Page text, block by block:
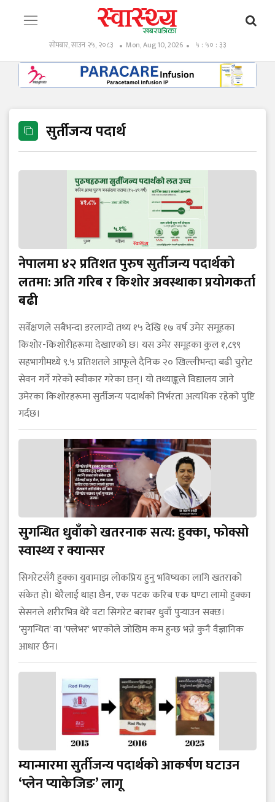
सोमबार, साउन २५, २०८३ Mon, Aug 10, 2026 ५ : ५० : ३३
सुर्तीजन्य पदार्थ
नेपालमा ४२ प्रतिशत पुरुष सुर्तीजन्य पदार्थको
लतमा: अति गरिब र किशोर अवस्थाका प्रयोगकर्ता
बढी
सर्वेक्षणले सबैभन्दा डरलाग्दो तथ्य १५ देखि १७ वर्ष उमेर समूहका
किशोर-किशोरीहरूमा देखाएको छ। यस उमेर समूहका कुल १,८९९
सहभागीमध्ये ९.५ प्रतिशतले आफूले दैनिक २० खिल्लीभन्दा बढी चुरोट
सेवन गर्ने गरेको स्वीकार गरेका छन्। यो तथ्याङ्कले विद्यालय जाने
उमेरका किशोरहरूमा सुर्तीजन्य पदार्थको निर्भरता अत्यधिक रहेको पुष्टि
गर्दछ।
सुगन्धित धुवाँको खतरनाक सत्य: हुक्का, फोक्सो
स्वास्थ्य र क्यान्सर
सिगरेटसँगै हुक्का युवामाझ लोकप्रिय हुनु भविष्यका लागि खतराको
संकेत हो। धेरैलाई थाहा छैन, एक पटक करिब एक घण्टा लामो हुक्का
सेसनले शरीरभित्र धेरै वटा सिगरेट बराबर धुवाँ पुर्‍याउन सक्छ।
'सुगन्धित' वा 'फ्लेभर' भएकोले जोखिम कम हुन्छ भन्ने कुनै वैज्ञानिक
आधार छैन।
म्यान्मारमा सुर्तीजन्य पदार्थको आकर्षण घटाउन
‘प्लेन प्याकेजिङ’ लागू